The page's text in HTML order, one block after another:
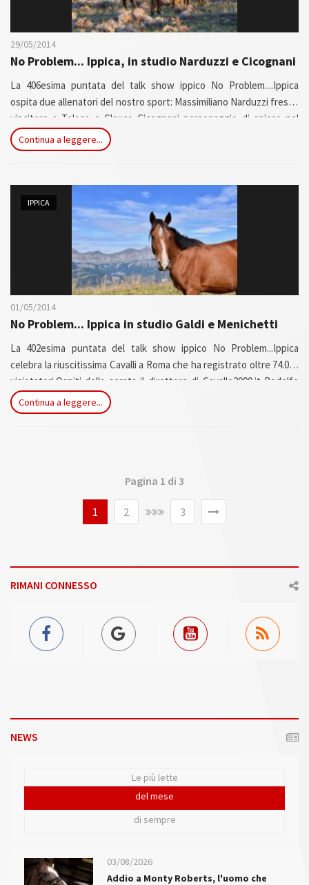
29/05/2014
No Problem... Ippica, in studio Narduzzi e Cicognani
La 406esima puntata del talk show ippico No Problem....Ippica
ospita due allenatori del nostro sport: Massimiliano Narduzzi fresco
vincitore a Tolosa e Glauco Cicognani personaggio di spicco nel
trotto e nel galoppo. Clip video di Riccardo Santoliquido inviato a
San Siro per le Oaks d'Italia. In studio anche Giuseppe Moscuzza nel
chiaro) venerdi e sabato sera, replica la domenica mattina.Conduce
Rolando Luzi.
Continua a leggere...
IPPICA
01/05/2014
No Problem... Ippica in studio Galdi e Menichetti
La 402esima puntata del talk show ippico No Problem...Ippica
celebra la riuscitissima Cavalli a Roma che ha registrato oltre 74.000
visiotatori.Ospiti della serata il direttore di Cavallo2000.it Rodolfo
Galdi e l'allenatore di purosangue Riccardo Menichetti. In studio
anche Giuseppe Moscuzza,Stefano Luciani e Riccardo
di youtube.it).Conduce Rolando Luzi.
Continua a leggere...
Pagina 1 di 3
1 2 3
RIMANI CONNESSO
NEWS
Le più lette
del mese
di sempre
03/08/2026
Addio a Monty Roberts, l'uomo che